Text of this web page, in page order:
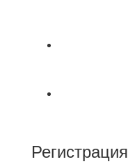
Регистрация